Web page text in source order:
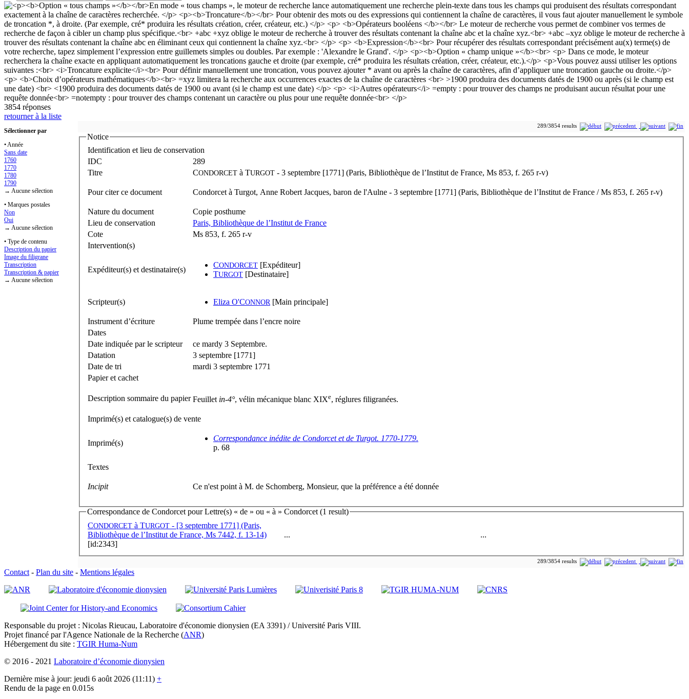
3854 réponses
retourner à la liste
Sélectionner par
• Année
Sans date
1760
1770
1780
1790
→ Aucune sélection
• Marques postales
Non
Oui
→ Aucune sélection
• Type de contenu
Description du papier
Image du filigrane
Transcription
Transcription & papier
→ Aucune sélection
289/3854 results
Notice
Identification et lieu de conservation
IDC
289
Titre
CONDORCET à TURGOT - 3 septembre [1771] (Paris, Bibliothèque de l’Institut de France, Ms 853, f. 265 r-v)
Pour citer ce document Condorcet à Turgot, Anne Robert Jacques, baron de l'Aulne - 3 septembre [1771] (Paris, Bibliothèque de l’Institut de France / Ms 853, f. 265 r-v)
Nature du document
Copie posthume
Lieu de conservation
Paris, Bibliothèque de l’Institut de France
Cote
Ms 853, f. 265 r-v
Intervention(s)
Expéditeur(s) et destinataire(s)
CONDORCET [Expéditeur]
TURGOT [Destinataire]
Scripteur(s) Eliza O'CONNOR [Main principale]
Instrument d’écriture
Plume trempée dans l’encre noire
Dates
Date indiquée par le scripteur
ce mardy 3 Septembre.
Datation
3 septembre [1771]
Date de tri
mardi 3 septembre 1771
Papier et cachet
Description sommaire du papier Feuillet in-4°, vélin mécanique blanc XIXe, réglures filigranées.
Imprimé(s) et catalogue(s) de vente
Imprimé(s)
Correspondance inédite de Condorcet et de Turgot. 1770-1779.
p. 68
Textes
Incipit Ce n'est point à M. de Schomberg, Monsieur, que la préférence a été donnée
Correspondance de Condorcet pour Lettre(s) « de » ou « à » Condorcet (1 result)
CONDORCET à TURGOT - [3 septembre 1771] (Paris,
Bibliothèque de l’Institut de France, Ms 7442, f. 13-14)
[id:2343]
... ...
289/3854 results
Contact - Plan du site - Mentions légales
Responsable du projet : Nicolas Rieucau, Laboratoire d'économie dionysien (EA 3391) / Université Paris VIII.
Projet financé par l'Agence Nationale de la Recherche (ANR)
Hébergement du site : TGIR Huma-Num
© 2016 - 2021 Laboratoire d’économie dionysien
Dernière mise à jour: jeudi 6 août 2026 (11:11) +
Rendu de la page en 0.015s